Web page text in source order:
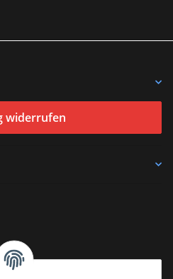
widerrufen